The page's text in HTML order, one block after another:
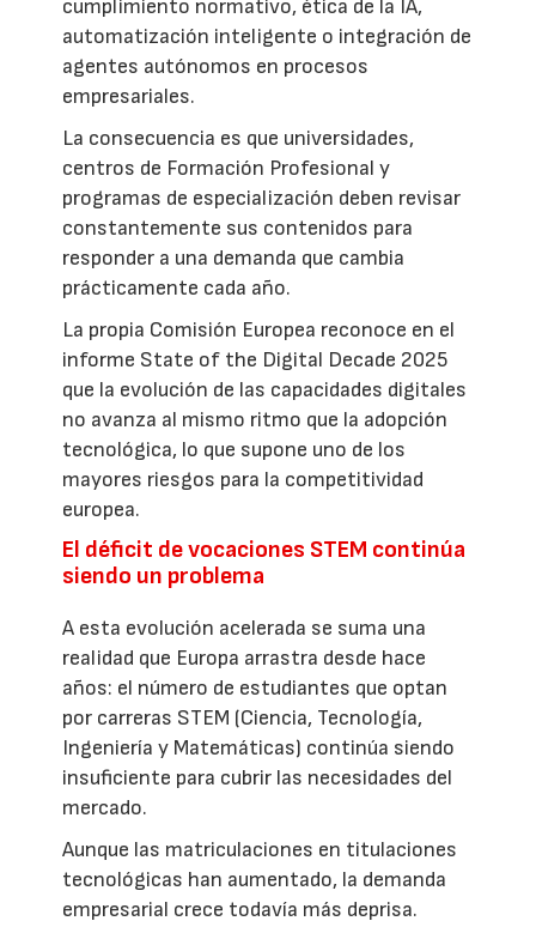
cumplimiento normativo, ética de la IA,
automatización inteligente o integración de
agentes autónomos en procesos
empresariales.
La consecuencia es que universidades,
centros de Formación Profesional y
programas de especialización deben revisar
constantemente sus contenidos para
responder a una demanda que cambia
prácticamente cada año.
La propia Comisión Europea reconoce en el
informe State of the Digital Decade 2025
que la evolución de las capacidades digitales
no avanza al mismo ritmo que la adopción
tecnológica, lo que supone uno de los
mayores riesgos para la competitividad
europea.
El déficit de vocaciones STEM continúa
siendo un problema
A esta evolución acelerada se suma una
realidad que Europa arrastra desde hace
años: el número de estudiantes que optan
por carreras STEM (Ciencia, Tecnología,
Ingeniería y Matemáticas) continúa siendo
insuficiente para cubrir las necesidades del
mercado.
Aunque las matriculaciones en titulaciones
tecnológicas han aumentado, la demanda
empresarial crece todavía más deprisa.